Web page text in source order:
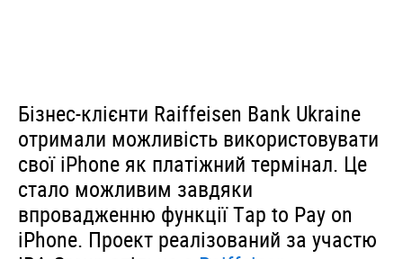
Бізнес-клієнти Raiffeisen Bank Ukraine
отримали можливість використовувати
свої iPhone як платіжний термінал. Це
стало можливим завдяки
впровадженню функції Tap to Pay on
iPhone. Проект реалізований за участю